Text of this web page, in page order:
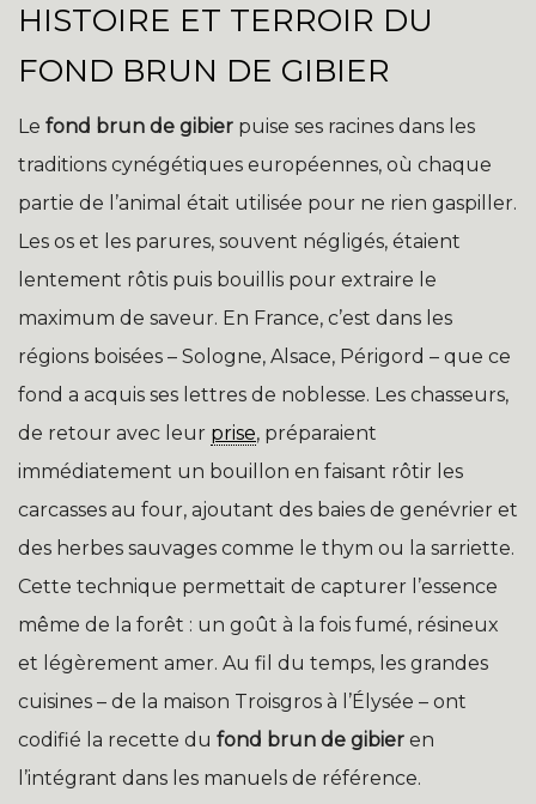
HISTOIRE ET TERROIR DU
FOND BRUN DE GIBIER
Le fond brun de gibier puise ses racines dans les
traditions cynégétiques européennes, où chaque
partie de l’animal était utilisée pour ne rien gaspiller.
Les os et les parures, souvent négligés, étaient
lentement rôtis puis bouillis pour extraire le
maximum de saveur. En France, c’est dans les
régions boisées – Sologne, Alsace, Périgord – que ce
fond a acquis ses lettres de noblesse. Les chasseurs,
de retour avec leur prise, préparaient
immédiatement un bouillon en faisant rôtir les
carcasses au four, ajoutant des baies de genévrier et
des herbes sauvages comme le thym ou la sarriette.
Cette technique permettait de capturer l’essence
même de la forêt : un goût à la fois fumé, résineux
et légèrement amer. Au fil du temps, les grandes
cuisines – de la maison Troisgros à l’Élysée – ont
codifié la recette du fond brun de gibier en
l’intégrant dans les manuels de référence.